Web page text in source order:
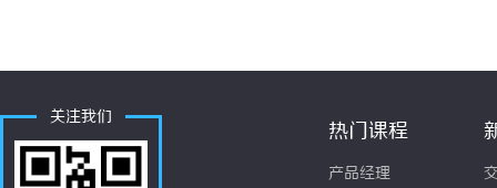
关注我们
热门课程
产品经理